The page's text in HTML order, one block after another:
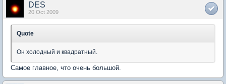
DES
20 Oct 2009
Quote
Он холодный и квадратный.
Самое главное, что очень большой.